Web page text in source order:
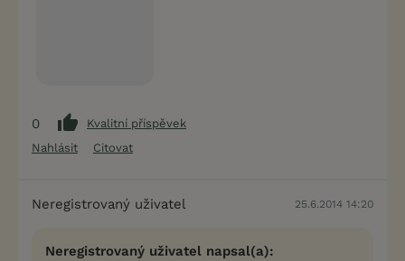
0
Kvalitní příspěvek
Nahlásit
Citovat
Neregistrovaný uživatel 25.6.2014 14:20
Neregistrovaný uživatel napsal(a):